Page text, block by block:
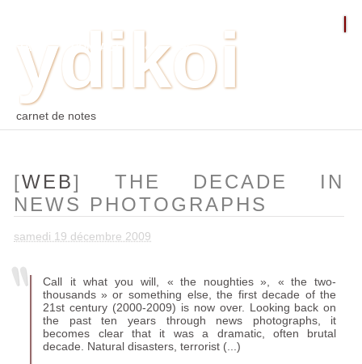
TAGS
CONTACT ⛵︎
ydikoi
carnet de notes
[WEB] THE DECADE IN
NEWS PHOTOGRAPHS
samedi 19 décembre 2009
Call it what you will, « the noughties », « the two-
thousands » or something else, the first decade of the
21st century (2000-2009) is now over. Looking back on
the past ten years through news photographs, it
becomes clear that it was a dramatic, often brutal
decade. Natural disasters, terrorist (...)